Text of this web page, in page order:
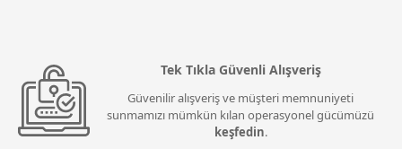
Tek Tıkla Güvenli Alışveriş
Güvenilir alışveriş ve müşteri memnuniyeti
sunmamızı mümkün kılan operasyonel gücümüzü
keşfedin.